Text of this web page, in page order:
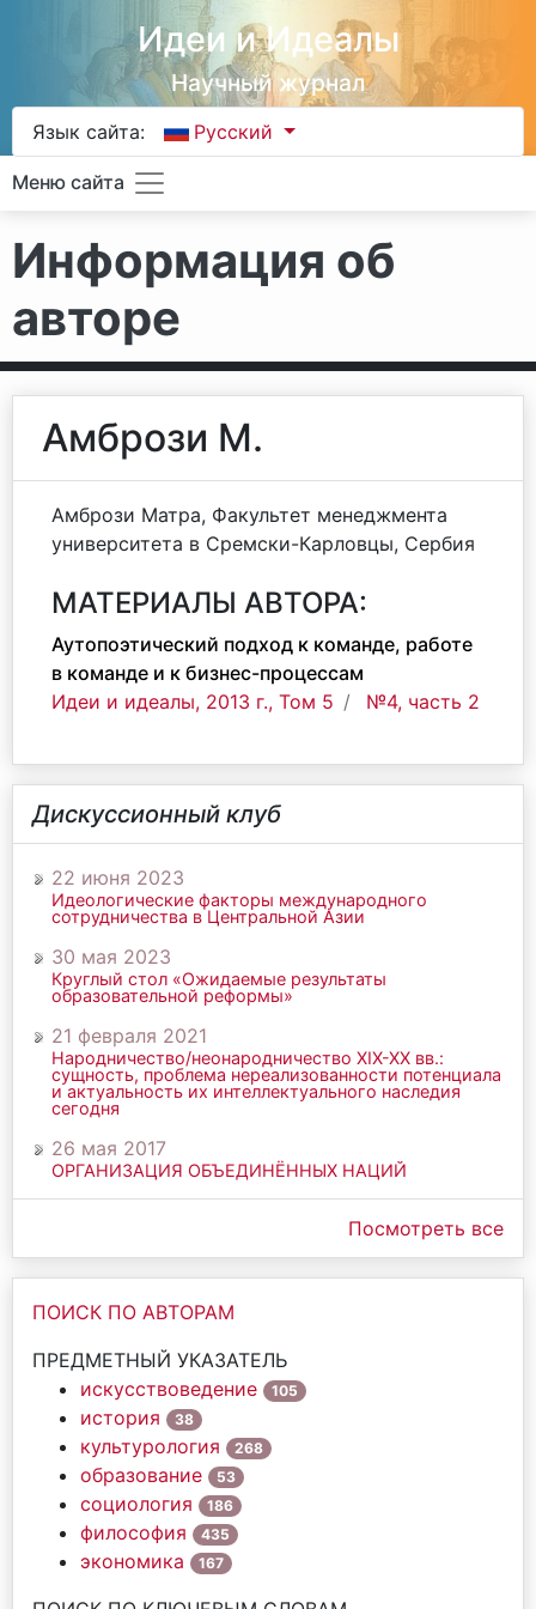
Идеи и Идеалы
Научный журнал
Язык сайта: Русский
Меню сайта
Информация об
авторе
Амбрози М.
Амбрози Матра, Факультет менеджмента
университета в Сремски-Карловцы, Сербия
МАТЕРИАЛЫ АВТОРА:
Аутопоэтический подход к команде, работе
в команде и к бизнес-процессам
Идеи и идеалы, 2013 г., Том 5
№4, часть 2
Дискуссионный клуб
22 июня 2023
Идеологические факторы международного
сотрудничества в Центральной Азии
30 мая 2023
Круглый стол «Ожидаемые результаты
образовательной реформы»
21 февраля 2021
Народничество/неонародничество ХIХ-ХХ вв.:
сущность, проблема нереализованности потенциала
и актуальность их интеллектуального наследия
сегодня
26 мая 2017
ОРГАНИЗАЦИЯ ОБЪЕДИНЁННЫХ НАЦИЙ
Посмотреть все
ПОИСК ПО АВТОРАМ
ПРЕДМЕТНЫЙ УКАЗАТЕЛЬ
искусствоведение
105
история 38
культурология 268
образование 53
социология 186
философия 435
экономика 167